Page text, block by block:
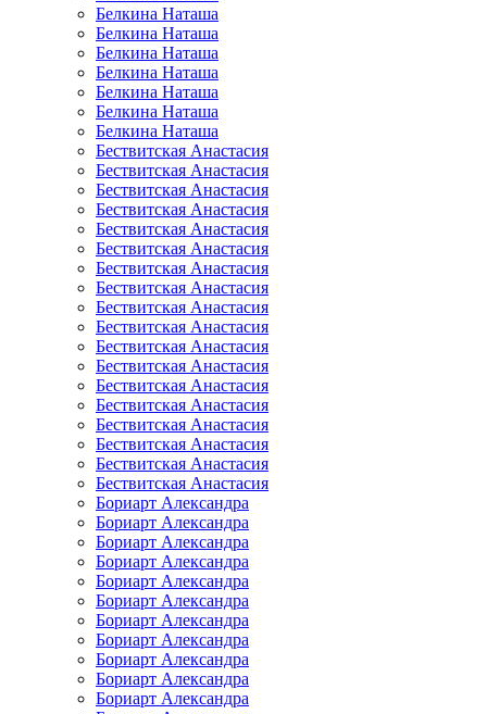
Белкина Наташа
Белкина Наташа
Белкина Наташа
Белкина Наташа
Белкина Наташа
Белкина Наташа
Белкина Наташа
Бествитская Анастасия
Бествитская Анастасия
Бествитская Анастасия
Бествитская Анастасия
Бествитская Анастасия
Бествитская Анастасия
Бествитская Анастасия
Бествитская Анастасия
Бествитская Анастасия
Бествитская Анастасия
Бествитская Анастасия
Бествитская Анастасия
Бествитская Анастасия
Бествитская Анастасия
Бествитская Анастасия
Бествитская Анастасия
Бествитская Анастасия
Бествитская Анастасия
Бориарт Александра
Бориарт Александра
Бориарт Александра
Бориарт Александра
Бориарт Александра
Бориарт Александра
Бориарт Александра
Бориарт Александра
Бориарт Александра
Бориарт Александра
Бориарт Александра